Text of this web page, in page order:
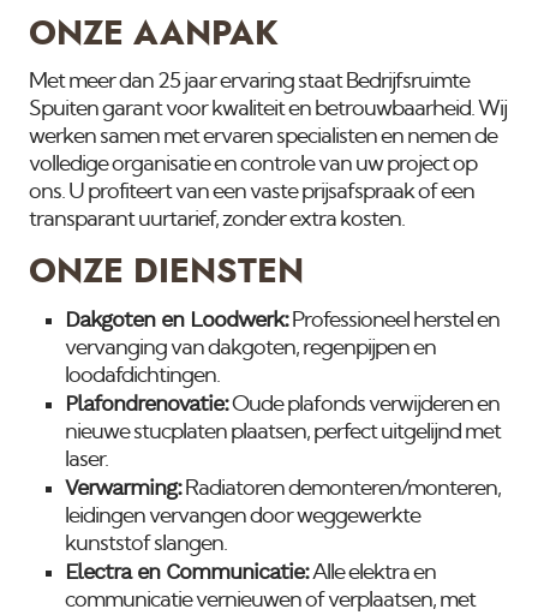
ONZE AANPAK
Met meer dan 25 jaar ervaring staat Bedrijfsruimte
Spuiten garant voor kwaliteit en betrouwbaarheid. Wij
werken samen met ervaren specialisten en nemen de
volledige organisatie en controle van uw project op
ons. U profiteert van een vaste prijsafspraak of een
transparant uurtarief, zonder extra kosten.
ONZE DIENSTEN
Dakgoten en Loodwerk:Professioneel herstel en
vervanging van dakgoten, regenpijpen en
loodafdichtingen.
Plafondrenovatie:Oude plafonds verwijderen en
nieuwe stucplaten plaatsen, perfect uitgelijnd met
laser.
Verwarming:Radiatoren demonteren/monteren,
leidingen vervangen door weggewerkte
kunststof slangen.
Electra en Communicatie:Alle elektra en
communicatie vernieuwen of verplaatsen, met